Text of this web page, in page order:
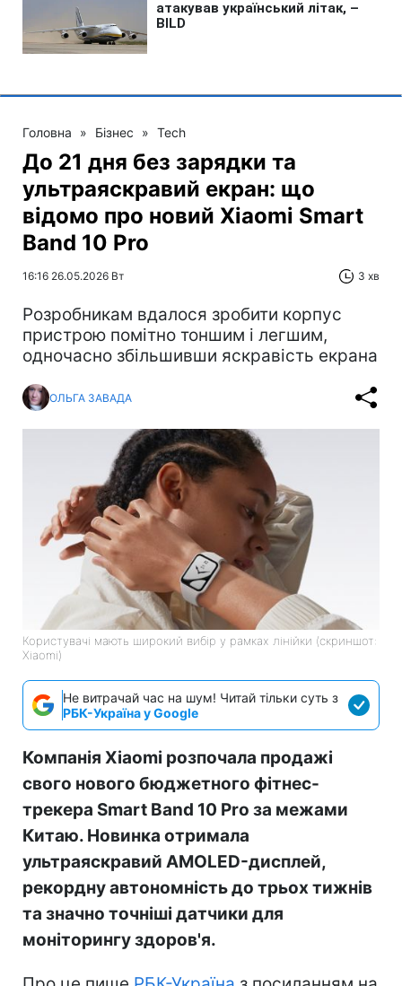
Головна » Бізнес » Tech
До 21 дня без зарядки та
ультраяскравий екран: що
відомо про новий Xiaomi Smart
Band 10 Pro
16:16 26.05.2026 Вт 3 хв
Розробникам вдалося зробити корпус
пристрою помітно тоншим і легшим,
одночасно збільшивши яскравість екрана
ОЛЬГА ЗАВАДА
Користувачі мають широкий вибір у рамках лінійки (скриншот:
Xiaomi)
Не витрачай час на шум! Читай тільки суть з
РБК-Україна у Google
Компанія Xiaomi розпочала продажі
свого нового бюджетного фітнес-
трекера Smart Band 10 Pro за межами
Китаю. Новинка отримала
ультраяскравий AMOLED-дисплей,
рекордну автономність до трьох тижнів
та значно точніші датчики для
моніторингу здоров'я.